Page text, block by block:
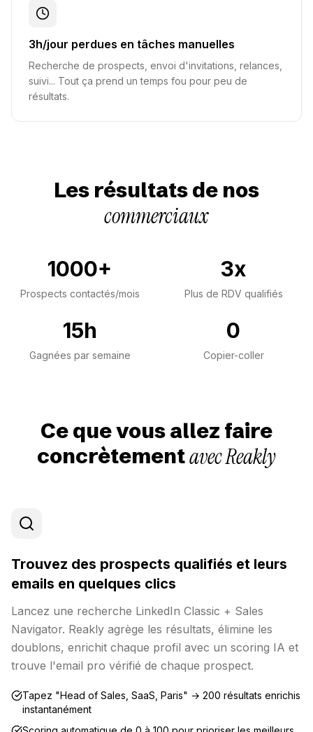
3h/jour perdues en tâches manuelles
Recherche de prospects, envoi d'invitations, relances,
suivi... Tout ça prend un temps fou pour peu de
résultats.
Les résultats de nos
commerciaux
1000+
Prospects contactés/mois
3x
Plus de RDV qualifiés
15h
Gagnées par semaine
0
Copier-coller
Ce que vous allez faire
concrètementavec Reakly
Trouvez des prospects qualifiés et leurs
emails en quelques clics
Lancez une recherche LinkedIn Classic + Sales
Navigator. Reakly agrège les résultats, élimine les
doublons, enrichit chaque profil avec un scoring IA et
trouve l'email pro vérifié de chaque prospect.
Tapez "Head of Sales, SaaS, Paris" → 200 résultats enrichis
instantanément